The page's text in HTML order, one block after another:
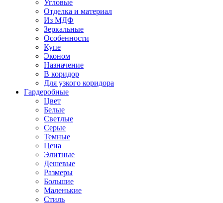
Угловые
Отделка и материал
Из МДФ
Зеркальные
Особенности
Купе
Эконом
Назначение
В коридор
Для узкого коридора
Гардеробные
Цвет
Белые
Светлые
Серые
Темные
Цена
Элитные
Дешевые
Размеры
Большие
Маленькие
Стиль